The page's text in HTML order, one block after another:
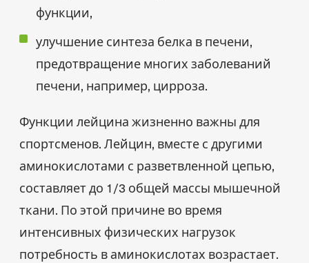
функции,
улучшение синтеза белка в печени,
предотвращение многих заболеваний
печени, например, цирроза.
Функции лейцина жизненно важны для
спортсменов. Лейцин, вместе с другими
аминокислотами с разветвленной цепью,
составляет до 1/3 общей массы мышечной
ткани. По этой причине во время
интенсивных физических нагрузок
потребность в аминокислотах возрастает.